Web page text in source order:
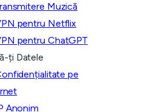
Muzică
pentru Netflix
pentru ChatGPT
ți Datele
pe
Anonim